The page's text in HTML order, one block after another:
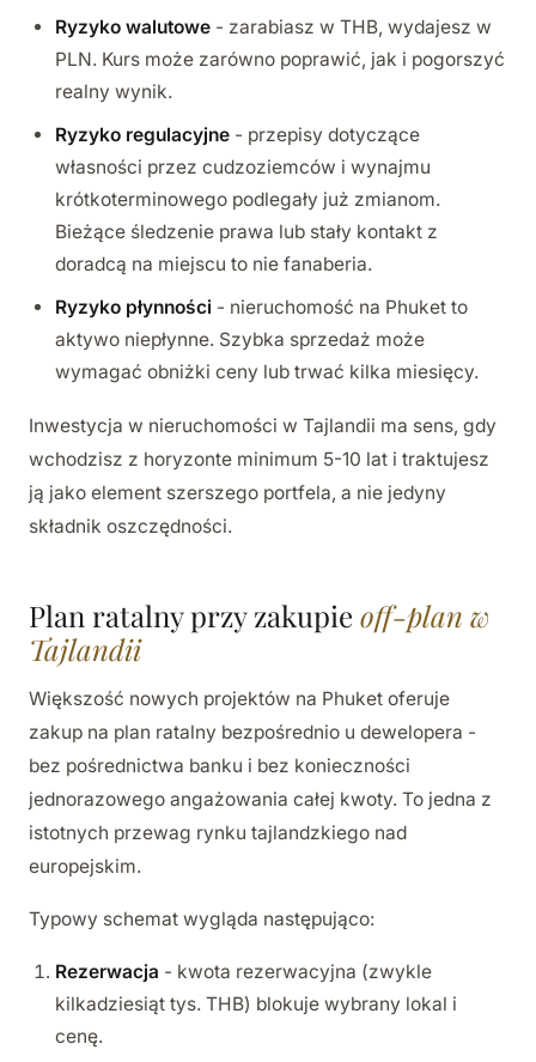
Ryzyko walutowe - zarabiasz w THB, wydajesz w
PLN. Kurs może zarówno poprawić, jak i pogorszyć
realny wynik.
Ryzyko regulacyjne - przepisy dotyczące
własności przez cudzoziemców i wynajmu
krótkoterminowego podlegały już zmianom.
Bieżące śledzenie prawa lub stały kontakt z
doradcą na miejscu to nie fanaberia.
Ryzyko płynności - nieruchomość na Phuket to
aktywo niepłynne. Szybka sprzedaż może
wymagać obniżki ceny lub trwać kilka miesięcy.
Inwestycja w nieruchomości w Tajlandii ma sens, gdy
wchodzisz z horyzonte minimum 5-10 lat i traktujesz
ją jako element szerszego portfela, a nie jedyny
składnik oszczędności.
Plan ratalny przy zakupie off-plan w
Tajlandii
Większość nowych projektów na Phuket oferuje
zakup na plan ratalny bezpośrednio u dewelopera -
bez pośrednictwa banku i bez konieczności
jednorazowego angażowania całej kwoty. To jedna z
istotnych przewag rynku tajlandzkiego nad
europejskim.
Typowy schemat wygląda następująco:
Rezerwacja - kwota rezerwacyjna (zwykle
kilkadziesiąt tys. THB) blokuje wybrany lokal i
cenę.